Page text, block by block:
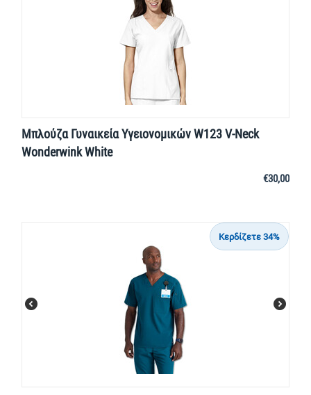
Μπλούζα Γυναικεία Yγειονομικών W123 V-Neck
Wonderwink White
€30,00
Κερδίζετε 34%